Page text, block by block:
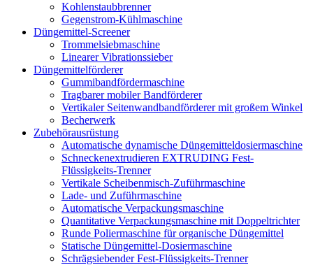
Kohlenstaubbrenner
Gegenstrom-Kühlmaschine
Düngemittel-Screener
Trommelsiebmaschine
Linearer Vibrationssieber
Düngemittelförderer
Gummibandfördermaschine
Tragbarer mobiler Bandförderer
Vertikaler Seitenwandbandförderer mit großem Winkel
Becherwerk
Zubehörausrüstung
Automatische dynamische Düngemitteldosiermaschine
Schneckenextrudieren EXTRUDING Fest-
Flüssigkeits-Trenner
Vertikale Scheibenmisch-Zuführmaschine
Lade- und Zuführmaschine
Automatische Verpackungsmaschine
Quantitative Verpackungsmaschine mit Doppeltrichter
Runde Poliermaschine für organische Düngemittel
Statische Düngemittel-Dosiermaschine
Schrägsiebender Fest-Flüssigkeits-Trenner